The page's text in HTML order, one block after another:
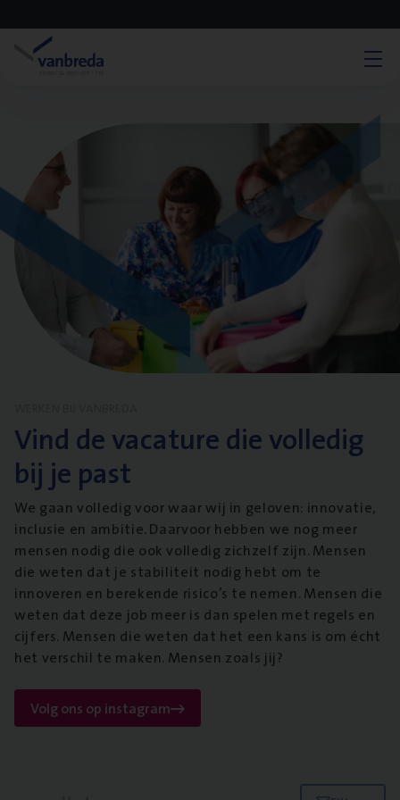
Vind de vacature die volledig
bij je past
We gaan volledig voor waar wij in geloven: innovatie,
inclusie en ambitie. Daarvoor hebben we nog meer
mensen nodig die ook volledig zichzelf zijn. Mensen
die weten dat je stabiliteit nodig hebt om te
innoveren en berekende risico’s te nemen. Mensen die
weten dat deze job meer is dan spelen met regels en
cijfers. Mensen die weten dat het een kans is om écht
het verschil te maken. Mensen zoals jij?
Volg ons op instagram